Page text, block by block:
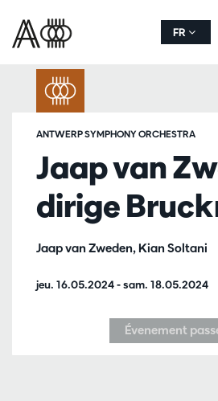
FR
Jaap van
dirige
Jaap van Zweden, Kian Soltani
ANTWERP SYMPHONY ORCHESTRA
jeu. 16.05.2024-sam. 18.05.2024
Évenement